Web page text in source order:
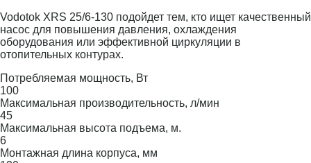
Vodotok XRS 25/6-130 подойдет тем, кто ищет качественный
насос для повышения давления, охлаждения
оборудования или эффективной циркуляции в
отопительных контурах.
Потребляемая мощность, Вт
100
Максимальная производительность, л/мин
45
Максимальная высота подъема, м.
6
Монтажная длина корпуса, мм